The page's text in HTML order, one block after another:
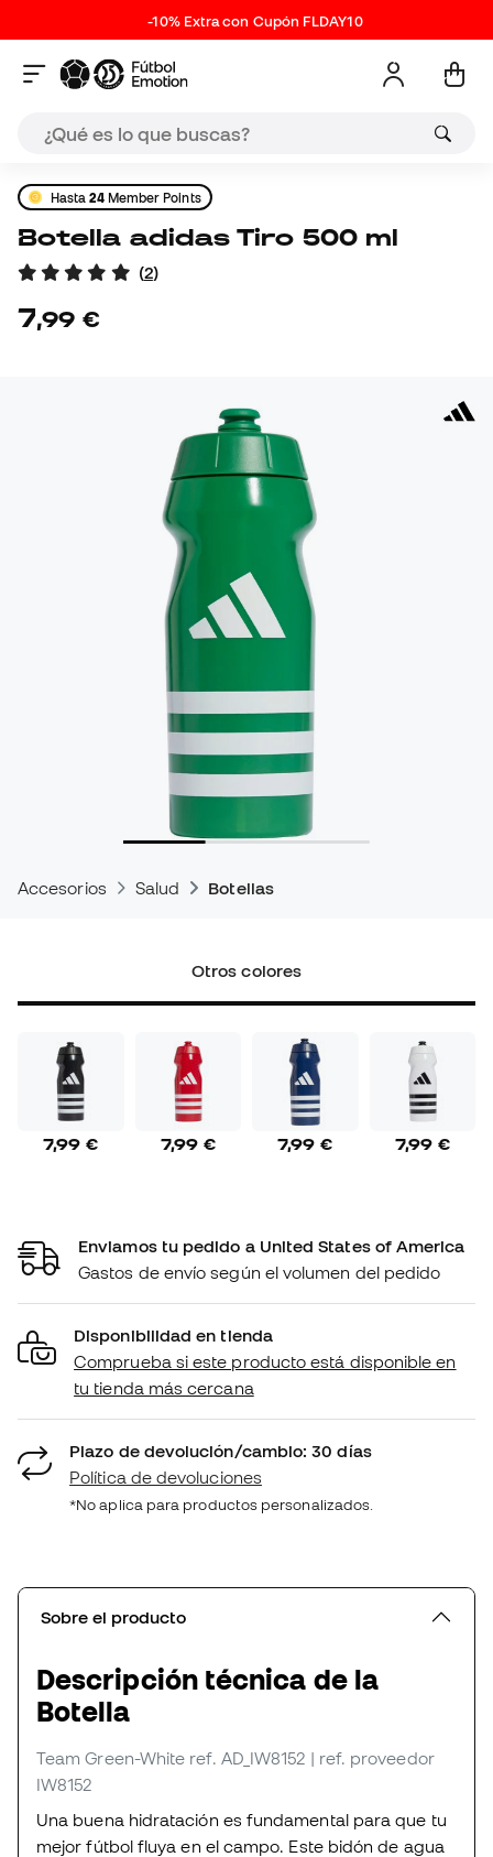
-10% Extra con Cupón FLDAY10
Hasta24Member Points
Botella adidas Tiro 500 ml
(2)
7,99 €
Accesorios Salud Botellas
Otros colores
7,99 € 7,99 € 7,99 € 7,99 €
Enviamos tu pedido a United States of America
Gastos de envío según el volumen del pedido
Disponibilidad en tienda
Comprueba si este producto está disponible en
tu tienda más cercana
Plazo de devolución/cambio: 30 días
Política de devoluciones
*No aplica para productos personalizados.
Sobre el producto
Descripción técnica de la
Botella
Team Green-White ref. AD_IW8152 | ref. proveedor
IW8152
Una buena hidratación es fundamental para que tu
mejor fútbol fluya en el campo. Este bidón de agua